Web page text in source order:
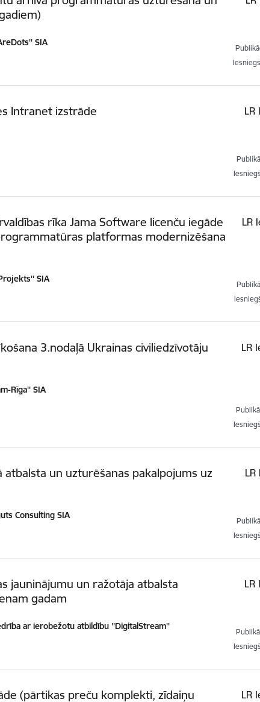
SIA
Intranet izstrāde LR
rīka Jama Software licenču iegāde
platformas modernizēšana
SIA
LR
3.nodaļā Ukrainas civiliedzīvotāju
Rīga'' SIA
LR
atbalsta un uzturēšanas pakalpojums uz
Consulting SIA
LR
jauninājumu un ražotāja atbalsta
gadam
ar ierobežotu atbildību ''DigitalStream''
LR
(pārtikas preču komplekti, zīdaiņu
LR